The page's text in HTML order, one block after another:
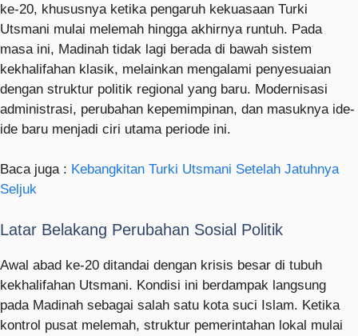
ke-20, khususnya ketika pengaruh kekuasaan Turki
Utsmani mulai melemah hingga akhirnya runtuh. Pada
masa ini, Madinah tidak lagi berada di bawah sistem
kekhalifahan klasik, melainkan mengalami penyesuaian
dengan struktur politik regional yang baru. Modernisasi
administrasi, perubahan kepemimpinan, dan masuknya ide-
ide baru menjadi ciri utama periode ini.
Baca juga : Kebangkitan Turki Utsmani Setelah Jatuhnya
Seljuk
Latar Belakang Perubahan Sosial Politik
Awal abad ke-20 ditandai dengan krisis besar di tubuh
kekhalifahan Utsmani. Kondisi ini berdampak langsung
pada Madinah sebagai salah satu kota suci Islam. Ketika
kontrol pusat melemah, struktur pemerintahan lokal mulai